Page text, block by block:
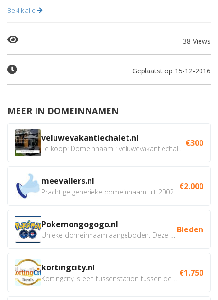
Bekijk alle
38 Views
Geplaatst op 15-12-2016
MEER IN DOMEINNAMEN
veluwevakantiechalet.nl €300
meevallers.nl €2.000
Pokemongogogo.nl Bieden
kortingcity.nl €1.750